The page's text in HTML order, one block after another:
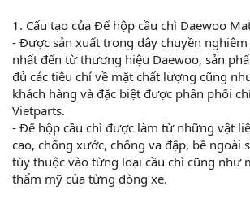
1. Cấu tạo của Đế hộp cầu chì Daewoo
- Được sản xuất trong dây chuyền
nhất đến từ thương hiệu Daewoo, sản
đủ các tiêu chí về mặt chất lượng cũng
khách hàng và đặc biệt được phân phối
Vietparts.
- Đế hộp cầu chì được làm từ những vật
cao, chống xước, chống va đập, bề ngoài
tùy thuộc vào từng loại cầu chì cũng như
thẩm mỹ của từng dòng xe.